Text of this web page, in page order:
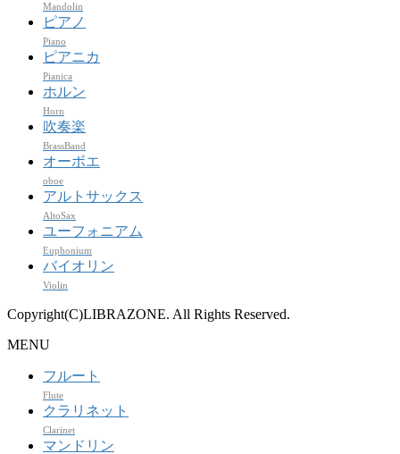
Mandolin
ピアノ
Piano
ピアニカ
Pianica
ホルン
Horn
吹奏楽
BrassBand
オーボエ
oboe
アルトサックス
AltoSax
ユーフォニアム
Euphonium
バイオリン
Violin
Copyright(C)LIBRAZONE. All Rights Reserved.
MENU
フルート
Flute
クラリネット
Clarinet
マンドリン